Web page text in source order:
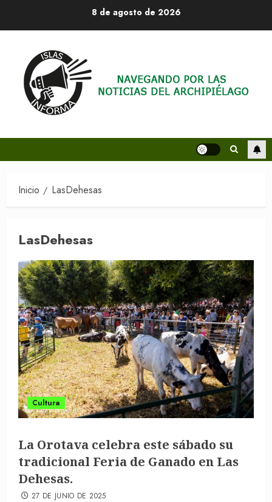
8 de agosto de 2026
Inicio LasDehesas
LasDehesas
Cultura
La Orotava celebra este sábado su
tradicional Feria de Ganado en Las
Dehesas.
27 DE JUNIO DE 2025